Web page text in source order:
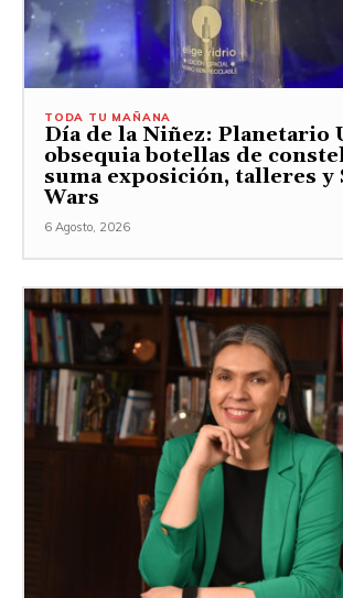
TODA TU MAÑANA
Día de la Niñez: Planetario
obsequia botellas de
suma exposición, talleres y
Wars
6 Agosto, 2026